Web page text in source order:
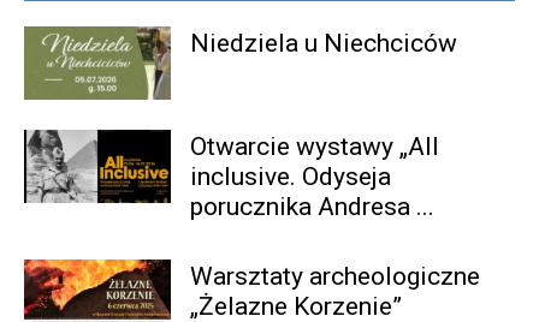
Niedziela u Niechciców
Otwarcie wystawy „All
inclusive. Odyseja
porucznika Andresa ...
Warsztaty archeologiczne
„Żelazne Korzenie”